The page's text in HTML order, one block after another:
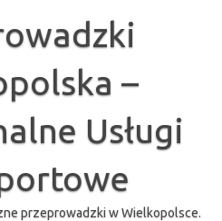
–
Usługi
przeprowadzki w Wielkopolsce.